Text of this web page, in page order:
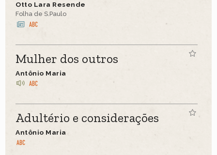
Otto Lara Resende
Folha de S.Paulo
Mulher dos outros
Antônio Maria
Adultério e considerações
Antônio Maria